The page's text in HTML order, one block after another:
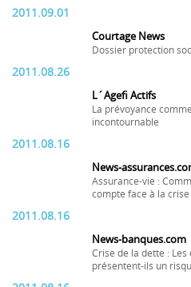
2011.09.01
Courtage News
Dossier protection
2011.08.26
L´Agefi Actifs
La prévoyance
incontournable
2011.08.16
News-
Assurance-vie :
compte face à la
2011.08.16
News-banques.com
Crise de la dette :
présentent-ils un